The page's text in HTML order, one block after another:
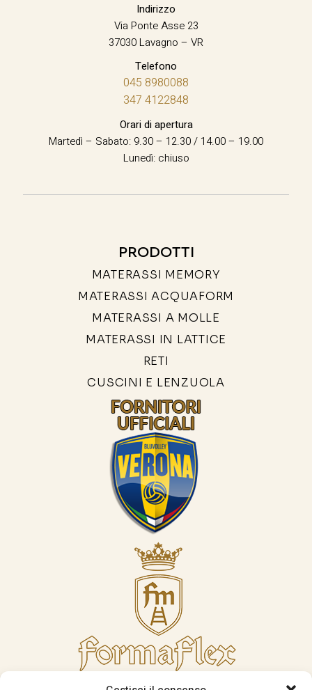
Indirizzo
Via Ponte Asse 23
37030 Lavagno – VR
Telefono
045 8980088
347 4122848
Orari di apertura
Martedì – Sabato: 9.30 – 12.30 / 14.00 – 19.00
Lunedì: chiuso
PRODOTTI
MATERASSI MEMORY
MATERASSI ACQUAFORM
MATERASSI A MOLLE
MATERASSI IN LATTICE
RETI
CUSCINI E LENZUOLA